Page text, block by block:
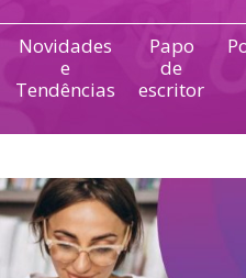
Novidades
e
Tendências
Papo
de
escritor